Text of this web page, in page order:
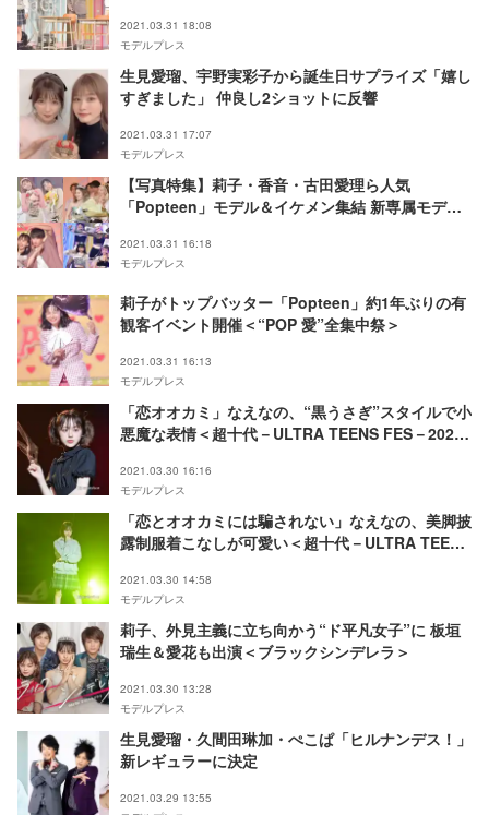
2021.03.31 18:08
モデルプレス
生見愛瑠、宇野実彩子から誕生日サプライズ「嬉し
すぎました」 仲良し2ショットに反響
2021.03.31 17:07
モデルプレス
【写真特集】莉子・香音・古田愛理ら人気
「Popteen」モデル＆イケメン集結 新専属モデル
2021.03.31 16:18
モデルプレス
莉子がトップバッター「Popteen」約1年ぶりの有
観客イベント開催＜“POP 愛”全集中祭＞
2021.03.31 16:13
モデルプレス
「恋オオカミ」なえなの、“黒うさぎ”スタイルで小
悪魔な表情＜超十代－ULTRA TEENS FES－2021
2021.03.30 16:16
モデルプレス
「恋とオオカミには騙されない」なえなの、美脚披
露制服着こなしが可愛い＜超十代－ULTRA TEENS
2021.03.30 14:58
モデルプレス
莉子、外見主義に立ち向かう“ド平凡女子”に 板垣
瑞生＆愛花も出演＜ブラックシンデレラ＞
2021.03.30 13:28
モデルプレス
生見愛瑠・久間田琳加・ぺこぱ「ヒルナンデス！」
新レギュラーに決定
2021.03.29 13:55